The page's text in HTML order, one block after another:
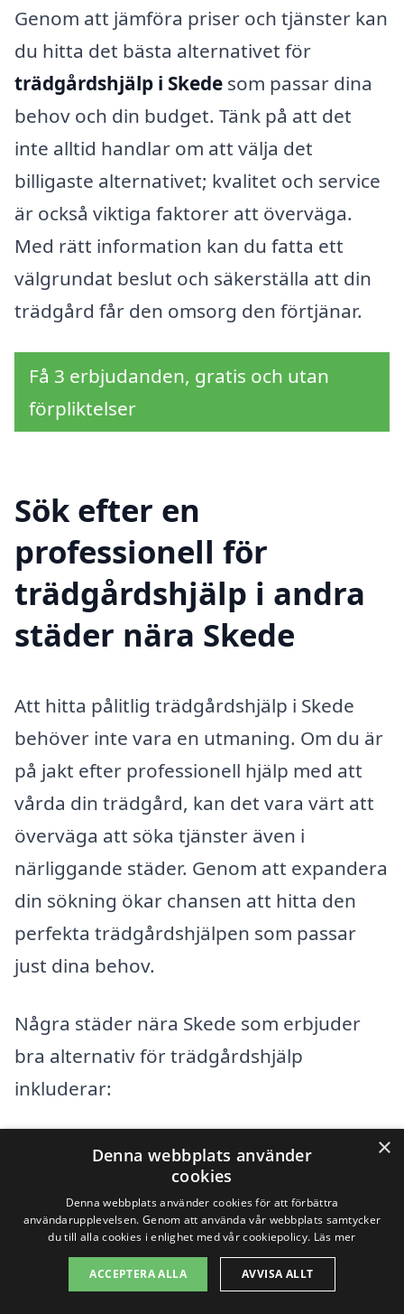
Genom att jämföra priser och tjänster kan
du hitta det bästa alternativet för
trädgårdshjälp i Skede som passar dina
behov och din budget. Tänk på att det
inte alltid handlar om att välja det
billigaste alternativet; kvalitet och service
är också viktiga faktorer att överväga.
Med rätt information kan du fatta ett
välgrundat beslut och säkerställa att din
trädgård får den omsorg den förtjänar.
Få 3 erbjudanden, gratis och utan
förpliktelser
Sök efter en
professionell för
trädgårdshjälp i andra
städer nära Skede
Att hitta pålitlig trädgårdshjälp i Skede
behöver inte vara en utmaning. Om du är
på jakt efter professionell hjälp med att
vårda din trädgård, kan det vara värt att
överväga att söka tjänster även i
närliggande städer. Genom att expandera
din sökning ökar chansen att hitta den
perfekta trädgårdshjälpen som passar
just dina behov.
Några städer nära Skede som erbjuder
bra alternativ för trädgårdshjälp
inkluderar:
Vetlanda
Kleva
Almesåkra
×
Denna webbplats använder
cookies
Denna webbplats använder cookies för att förbättra
användarupplevelsen. Genom att använda vår webbplats samtycker
du till alla cookies i enlighet med vår cookiepolicy. Läs mer
ACCEPTERA ALLA AVVISA ALLT